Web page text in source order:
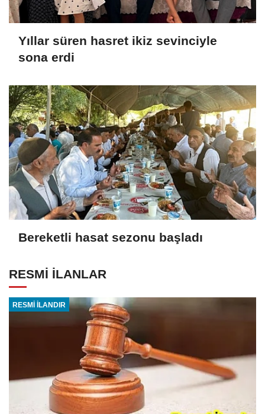
Yıllar süren hasret ikiz sevinciyle
sona erdi
Bereketli hasat sezonu başladı
RESMİ İLANLAR
RESMİ İLANDIR